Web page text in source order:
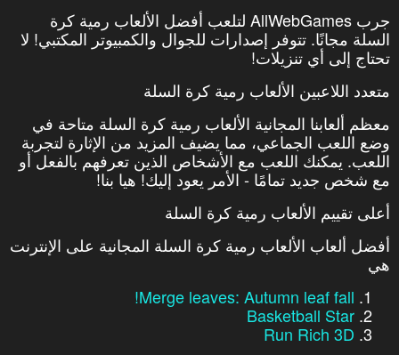
جرب AllWebGames لتلعب أفضل الألعاب رمية كرة
السلة مجانًا. تتوفر إصدارات للجوال والكمبيوتر المكتبي! لا
تحتاج إلى أي تنزيلات!
متعدد اللاعبين الألعاب رمية كرة السلة
معظم ألعابنا المجانية الألعاب رمية كرة السلة متاحة في
وضع اللعب الجماعي، مما يضيف المزيد من الإثارة لتجربة
اللعب. يمكنك اللعب مع الأشخاص الذين تعرفهم بالفعل أو
مع شخص جديد تمامًا - الأمر يعود إليك! هيا بنا!
أعلى تقييم الألعاب رمية كرة السلة
أفضل ألعاب الألعاب رمية كرة السلة المجانية على الإنترنت
هي
Merge leaves: Autumn leaf fall!
Basketball Star
Run Rich 3D